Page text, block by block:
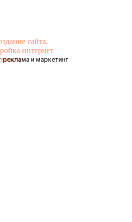
реклама и маркетинг